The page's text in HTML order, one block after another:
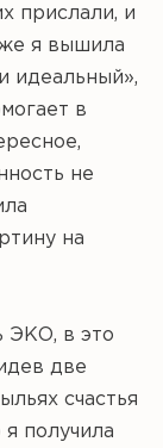
прислали, и
я вышила
идеальный»,
в
не
на
ЭКО, в это
две
счастья
получила